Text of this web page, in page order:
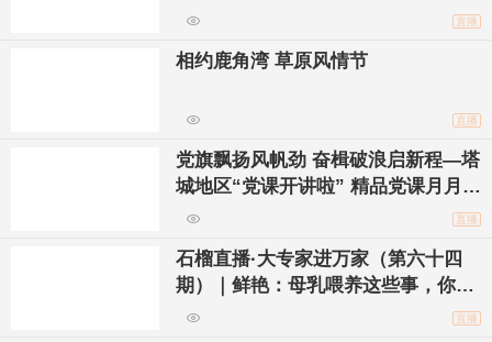
直播
相约鹿角湾 草原风情节
直播
党旗飘扬风帆劲 奋楫破浪启新程—塔
城地区“党课开讲啦” 精品党课月月讲
活动（第四期）
直播
石榴直播·大专家进万家（第六十四
期）｜鲜艳：母乳喂养这些事，你都
知道吗？
直播